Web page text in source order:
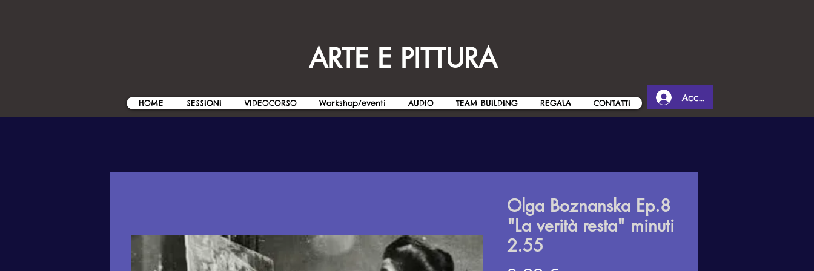
ARTE E PITTURA
HOME SESSIONI VIDEOCORSO Workshop/eventi AUDIO TEAM BUILDING REGALA CONTATTI Accedi
Olga Boznanska Ep.8
"La verità resta" minuti
2.55